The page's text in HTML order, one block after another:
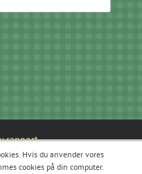
rapport
Hvis du anvender vores
cookies på din computer.